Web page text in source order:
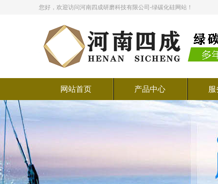
您好，欢迎访问河南四成研磨科技有限公司-绿碳化硅网站！
网站首页 产品中心